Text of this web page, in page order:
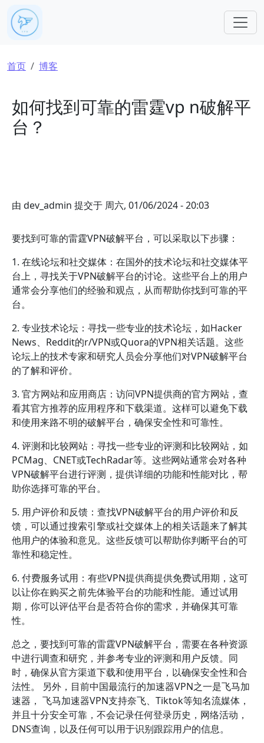
跳转到主要内容
面包屑
首页 博客
如何找到可靠的雷霆vp n破解平
台？
由 dev_admin 提交于 周六, 01/06/2024 - 20:03
要找到可靠的雷霆VPN破解平台，可以采取以下步骤：
1. 在线论坛和社交媒体：在国外的技术论坛和社交媒体平
台上，寻找关于VPN破解平台的讨论。这些平台上的用户
通常会分享他们的经验和观点，从而帮助你找到可靠的平
台。
2. 专业技术论坛：寻找一些专业的技术论坛，如Hacker
News、Reddit的r/VPN或Quora的VPN相关话题。这些
论坛上的技术专家和研究人员会分享他们对VPN破解平台
的了解和评价。
3. 官方网站和应用商店：访问VPN提供商的官方网站，查
看其官方推荐的应用程序和下载渠道。这样可以避免下载
和使用来路不明的破解平台，确保安全性和可靠性。
4. 评测和比较网站：寻找一些专业的评测和比较网站，如
PCMag、CNET或TechRadar等。这些网站通常会对各种
VPN破解平台进行评测，提供详细的功能和性能对比，帮
助你选择可靠的平台。
5. 用户评价和反馈：查找VPN破解平台的用户评价和反
馈，可以通过搜索引擎或社交媒体上的相关话题来了解其
他用户的体验和意见。这些反馈可以帮助你判断平台的可
靠性和稳定性。
6. 付费服务试用：有些VPN提供商提供免费试用期，这可
以让你在购买之前先体验平台的功能和性能。通过试用
期，你可以评估平台是否符合你的需求，并确保其可靠
性。
总之，要找到可靠的雷霆VPN破解平台，需要在各种资源
中进行调查和研究，并参考专业的评测和用户反馈。同
时，确保从官方渠道下载和使用平台，以确保安全性和合
法性。 另外，目前中国最流行的加速器VPN之一是飞马加
速器， 飞马加速器VPN支持奈飞、Tiktok等知名流媒体，
并且十分安全可靠，不会记录任何登录历史，网络活动，
DNS查询，以及任何可以用于识别跟踪用户的信息。